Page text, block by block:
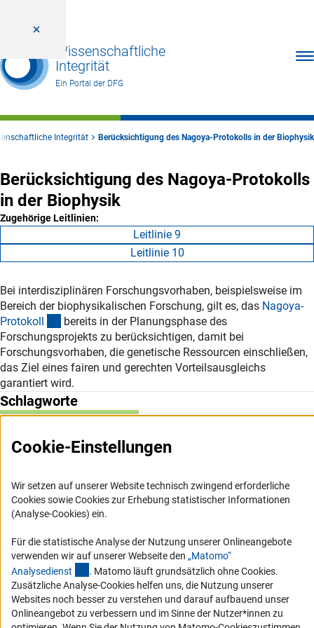
Wissenschaftliche
Integrität
Ein Portal der DFG
Integrität Berücksichtigung des Nagoya-Protokolls in der Biophysik
Berücksichtigung des Nagoya-Protokolls
in der Biophysik
Zugehörige Leitlinien:
Leitlinie 9
Leitlinie 10
Bei interdisziplinären Forschungsvorhaben, beispielsweise im
Bereich der biophysikalischen Forschung, gilt es, das Nagoya-
Protokoll (externer Link)
bereits in der Planungsphase des
Forschungsprojekts zu berücksichtigen, damit bei
Forschungsvorhaben, die genetische Ressourcen einschließen,
das Ziel eines fairen und gerechten Vorteilsausgleichs
garantiert wird.
Schlagworte
Service
RSS-Feed
Barrierefreiheit
Erklärung zur Barrierefreiheit
Cookie-Einstellungen
Wir setzen auf unserer Website technisch zwingend erforderliche
Cookies sowie Cookies zur Erhebung statistischer Informationen
(Analyse-Cookies) ein.
Für die statistische Analyse der Nutzung unserer Onlineangebote
verwenden wir auf unserer Webseite den „Matomo“
Analysedienst (externer Link)
. Matomo läuft grundsätzlich ohne Cookies.
Zusätzliche Analyse-Cookies helfen uns, die Nutzung unserer
Websites noch besser zu verstehen und darauf aufbauend unser
Onlineangebot zu verbessern und im Sinne der Nutzer*innen zu